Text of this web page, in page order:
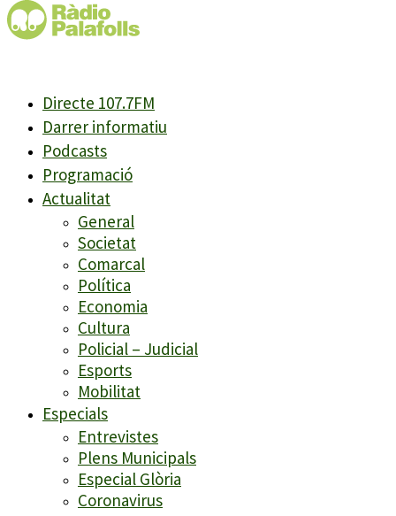
Directe 107.7FM
Darrer informatiu
Podcasts
Programació
Actualitat
General
Societat
Comarcal
Política
Economia
Cultura
Policial – Judicial
Esports
Mobilitat
Especials
Entrevistes
Plens Municipals
Especial Glòria
Coronavirus